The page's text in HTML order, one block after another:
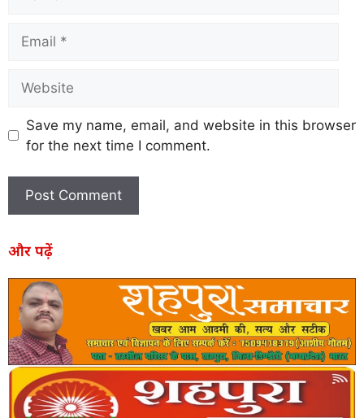
Save my name, email, and website in this browser
for the next time I comment.
और पढ़ें